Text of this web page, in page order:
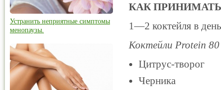
КАК
1—2 коктейля в
Коктейли Protein
Цитрус-творог
Черника
Устранить неприятные симптомы
менопаузы.